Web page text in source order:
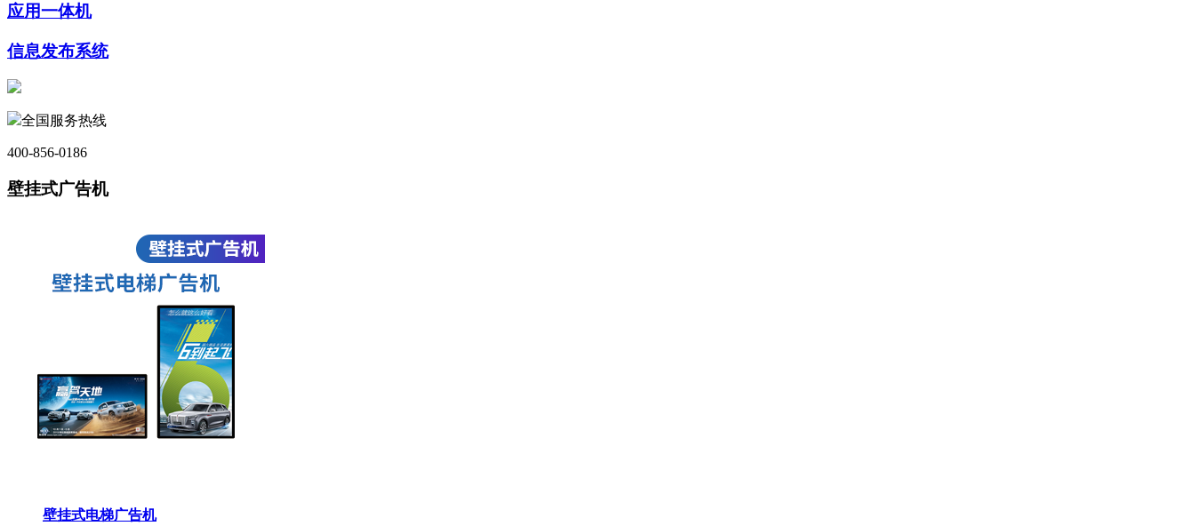
应用一体机
信息发布系统
全国服务热线
400-856-0186
壁挂式广告机
壁挂式电梯广告机